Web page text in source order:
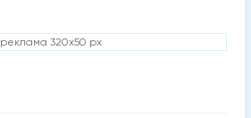
реклама 320x50 px